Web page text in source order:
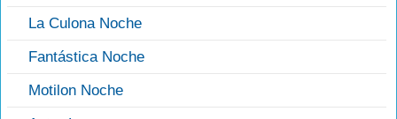
La Culona Noche
Fantástica Noche
Motilon Noche